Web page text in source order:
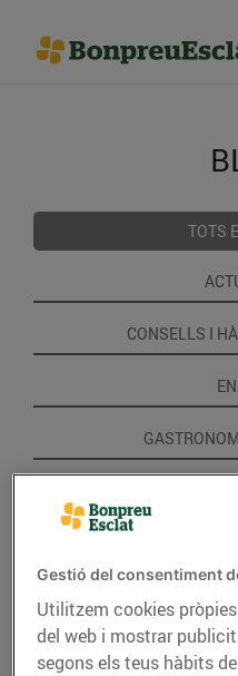
TOTS
CONSELLS I
Gestió del consentiment
Utilitzem cookies
del web i mostrar
segons els teus hàbits